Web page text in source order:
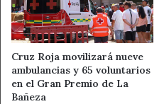
Cruz Roja movilizará nueve
ambulancias y 65 voluntarios
en el Gran Premio de La
Bañeza